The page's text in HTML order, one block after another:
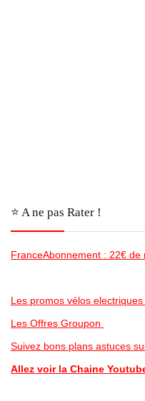
⭐️ A ne pas Rater !
FranceAbonnement : 22€ de
Les promos vélos
Les Offres Groupon
Suivez bons plans astuces
Allez voir la Chaine